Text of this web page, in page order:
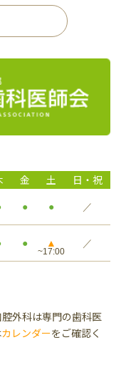
金 土
日・祝
● ● ／
● ▲ ／
外科は専門の歯科医
カレンダーをご確認く